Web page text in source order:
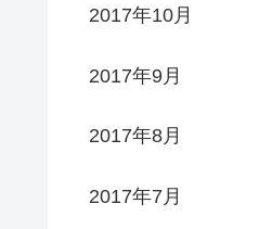
2017年10月
2017年9月
2017年8月
2017年7月